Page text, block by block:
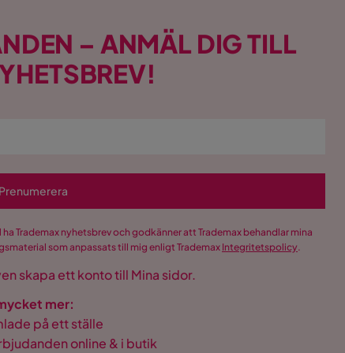
– ANMÄL DIG TILL
Prenumerera
Trademax nyhetsbrev och godkänner att Trademax behandlar mina
som anpassats till mig enligt TrademaxIntegritetspolicy.
skapa ett konto till Mina sidor.
mer:
på ett ställe
online & i butik